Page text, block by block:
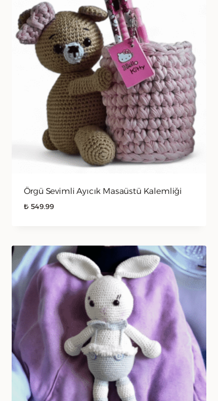
Örgü Sevimli Ayıcık Masaüstü Kalemliği
₺549.99